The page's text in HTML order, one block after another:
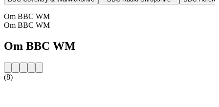
Om BBC WM
Om BBC WM
Om BBC WM
(8)